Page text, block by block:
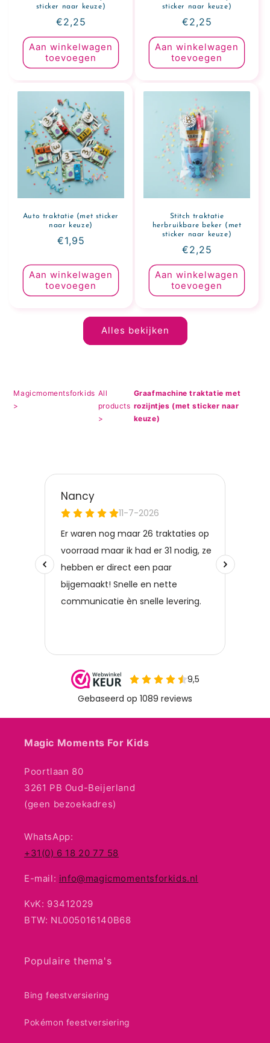
sticker naar keuze)
Normale
prijs
€2,25
Aan winkelwagen
toevoegen
sticker naar keuze)
Normale
prijs
€2,25
Aan winkelwagen
toevoegen
Auto traktatie (met sticker
naar keuze)
Normale
€1,95
Aan winkelwagen
toevoegen
Stitch traktatie
herbruikbare beker (met
sticker naar keuze)
Normale
prijs
€2,25
Aan winkelwagen
toevoegen
Alles bekijken
Magicmomentsforkids
>
All
products
>
Graafmachine traktatie met
rozijntjes (met sticker naar
keuze)
Magic Moments For Kids
Poortlaan 80
3261 PB Oud-Beijerland
(geen bezoekadres)
WhatsApp:
+31(0) 6 18 20 77 58
E-mail: info@magicmomentsforkids.nl
KvK: 93412029
BTW: NL005016140B68
Populaire thema's
Bing feestversiering
Pokémon feestversiering